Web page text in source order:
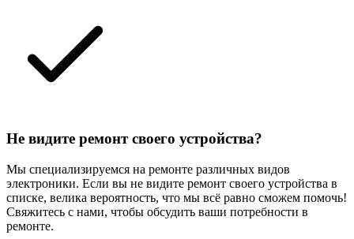
Не видите ремонт своего устройства?
Мы специализируемся на ремонте различных видов
электроники. Если вы не видите ремонт своего устройства в
списке, велика вероятность, что мы всё равно сможем помочь!
Свяжитесь с нами, чтобы обсудить ваши потребности в
ремонте.